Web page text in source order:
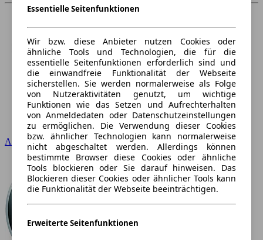
Audi
Essentielle Seitenfunktionen
Wir bzw. diese Anbieter nutzen Cookies oder
ähnliche Tools und Technologien, die für die
essentielle Seitenfunktionen erforderlich sind und
die einwandfreie Funktionalität der Webseite
sicherstellen. Sie werden normalerweise als Folge
von Nutzeraktivitäten genutzt, um wichtige
Funktionen wie das Setzen und Aufrechterhalten
von Anmeldedaten oder Datenschutzeinstellungen
zu ermöglichen. Die Verwendung dieser Cookies
bzw. ähnlicher Technologien kann normalerweise
nicht abgeschaltet werden. Allerdings können
bestimmte Browser diese Cookies oder ähnliche
Tools blockieren oder Sie darauf hinweisen. Das
Blockieren dieser Cookies oder ähnlicher Tools kann
die Funktionalität der Webseite beeinträchtigen.
Erweiterte Seitenfunktionen